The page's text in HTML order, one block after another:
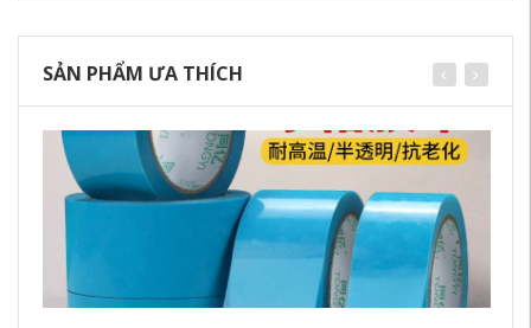
SẢN PHẨM ƯA THÍCH